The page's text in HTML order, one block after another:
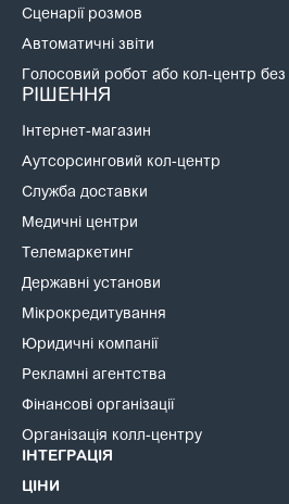
Сценарії розмов
Автоматичні звіти
Голосовий робот або кол-центр
РІШЕННЯ
Інтернет-магазин
Аутсорсинговий кол-центр
Служба доставки
Медичні центри
Телемаркетинг
Державні установи
Мікрокредитування
Юридичні компанії
Рекламні агентства
Фінансові організації
Організація колл-центру
ІНТЕГРАЦІЯ
ЦІНИ